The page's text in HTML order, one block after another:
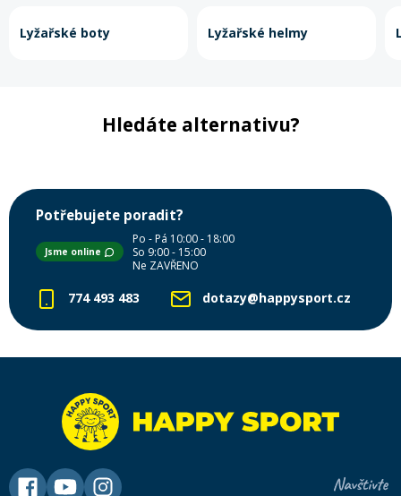
Lyžařské boty Lyžařské helmy
Hledáte alternativu?
Potřebujete poradit?
Jsme online
Po - Pá 10:00 - 18:00
So 9:00 - 15:00
Ne ZAVŘENO
774 493 483 dotazy@happysport.cz